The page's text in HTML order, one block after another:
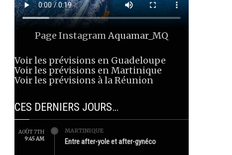
Page InstagramAquamar_MQ
Voir les prévisions en Guadeloupe
Voir les prévisions en Martinique
Voir les prévisions à la Réunion
CES DERNIERS JOURS…
AOÛT 7TH
9:45 AM
MARTINIQUE
Entre after-yole et after-gynéco